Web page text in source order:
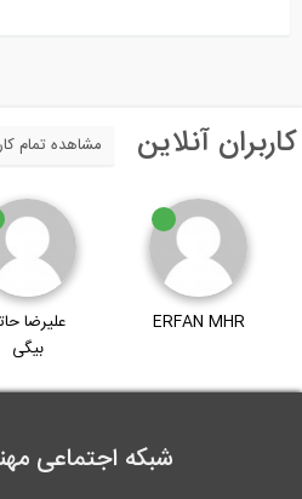
آنلاین مشاهده تمام
ERFAN MHR
علیرضا حاتم
بیگی
شبکه اجتماعی